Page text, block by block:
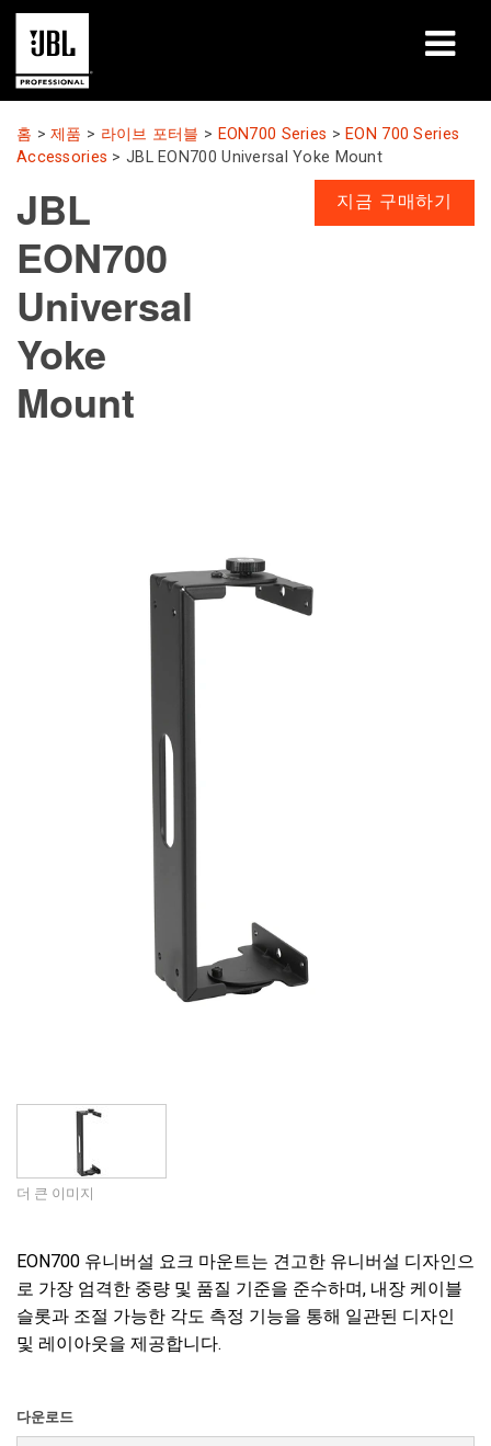
제품
학습 세션
소개
구매처 및 연결 방법
홈 >제품 > 라이브 포터블 > EON700 Series > EON 700 Series
Accessories >JBL EON700 Universal Yoke Mount
JBL
EON700
Universal
Yoke
Mount
지금 구매하기
더 큰 이미지
EON700 유니버설 요크 마운트는 견고한 유니버설 디자인으
로 가장 엄격한 중량 및 품질 기준을 준수하며, 내장 케이블
슬롯과 조절 가능한 각도 측정 기능을 통해 일관된 디자인
및 레이아웃을 제공합니다.
다운로드